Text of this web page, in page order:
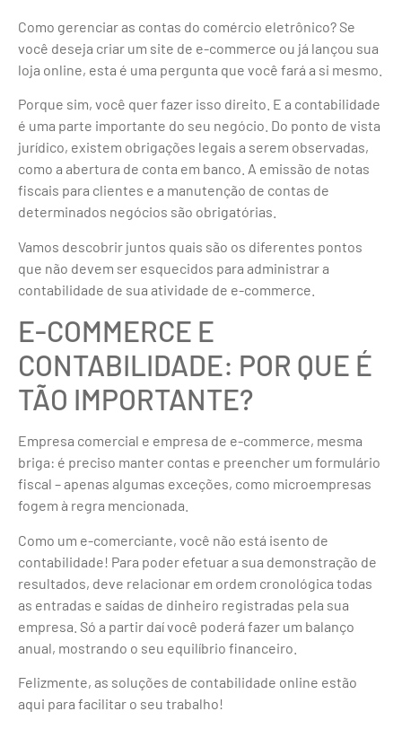
Como gerenciar as contas do comércio eletrônico? Se
você deseja criar um site de e-commerce ou já lançou sua
loja online, esta é uma pergunta que você fará a si mesmo.
Porque sim, você quer fazer isso direito. E a contabilidade
é uma parte importante do seu negócio. Do ponto de vista
jurídico, existem obrigações legais a serem observadas,
como a abertura de conta em banco. A emissão de notas
fiscais para clientes e a manutenção de contas de
determinados negócios são obrigatórias.
Vamos descobrir juntos quais são os diferentes pontos
que não devem ser esquecidos para administrar a
contabilidade de sua atividade de e-commerce.
E-COMMERCE E
CONTABILIDADE: POR QUE É
TÃO IMPORTANTE?
Empresa comercial e empresa de e-commerce, mesma
briga: é preciso manter contas e preencher um formulário
fiscal – apenas algumas exceções, como microempresas
fogem à regra mencionada.
Como um e-comerciante, você não está isento de
contabilidade! Para poder efetuar a sua demonstração de
resultados, deve relacionar em ordem cronológica todas
as entradas e saídas de dinheiro registradas pela sua
empresa. Só a partir daí você poderá fazer um balanço
anual, mostrando o seu equilíbrio financeiro.
Felizmente, as soluções de contabilidade online estão
aqui para facilitar o seu trabalho!